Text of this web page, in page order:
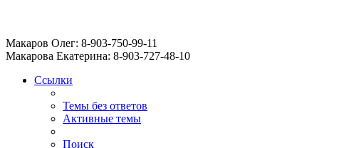
Макаров Олег: 8-903-750-99-11
Макарова Екатерина: 8-903-727-48-10
Ссылки
Темы без ответов
Активные темы
Поиск